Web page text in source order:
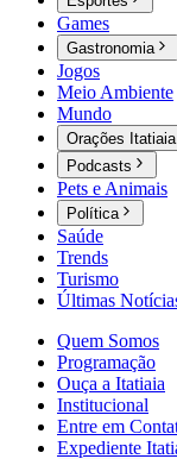
Games
Gastronomia
Jogos
Meio Ambiente
Mundo
Orações Itatiaia
Podcasts
Pets e Animais
Política
Saúde
Trends
Turismo
Últimas
Quem Somos
Programação
Ouça a Itatiaia
Institucional
Entre em
Expediente